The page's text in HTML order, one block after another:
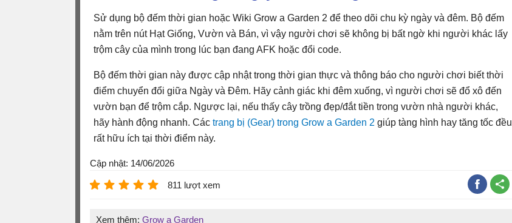
Sử dụng bộ đếm thời gian hoặc Wiki Grow a Garden 2 để theo dõi chu kỳ ngày và đêm. Bộ đếm
nằm trên nút Hạt Giống, Vườn và Bán, vì vậy người chơi sẽ không bị bất ngờ khi người khác lấy
trộm cây của mình trong lúc bạn đang AFK hoặc đổi code.
Bộ đếm thời gian này được cập nhật trong thời gian thực và thông báo cho người chơi biết thời
điểm chuyển đổi giữa Ngày và Đêm. Hãy cảnh giác khi đêm xuống, vì người chơi sẽ đổ xô đến
vườn bạn để trộm cắp. Ngược lại, nếu thấy cây trồng đẹp/đắt tiền trong vườn nhà người khác,
hãy hành động nhanh. Các trang bị (Gear) trong Grow a Garden 2 giúp tàng hình hay tăng tốc đều
rất hữu ích tại thời điểm này.
Cập nhật: 14/06/2026
811 lượt xem
Xem thêm: Grow a Garden